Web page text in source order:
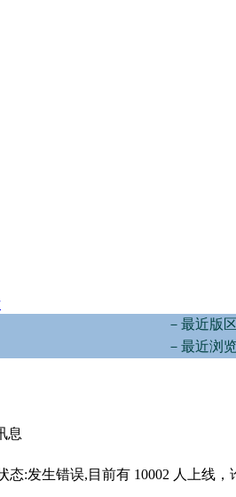
－最近版
－最近浏
息
态:发生错误,目前有 10002 人上线